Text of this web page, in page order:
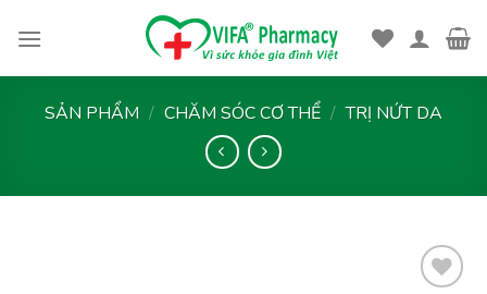
SẢN PHẨM / CHĂM SÓC CƠ THỂ / TRỊ NỨT DA